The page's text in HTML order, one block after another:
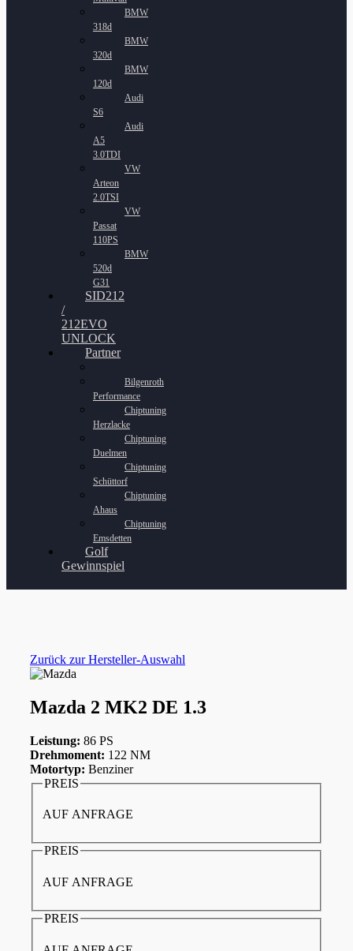
BMW
318d
BMW
320d
BMW
120d
Audi
S6
Audi
A5
3.0TDI
VW
Arteon
2.0TSI
VW
Passat
110PS
BMW
520d
G31
SID212
/
212EVO
UNLOCK
Partner
Bilgenroth
Performance
Chiptuning
Herzlacke
Chiptuning
Duelmen
Chiptuning
Schüttorf
Chiptuning
Ahaus
Chiptuning
Emsdetten
Golf
Gewinnspiel
Zurück zur Hersteller-Auswahl
Mazda 2 MK2 DE 1.3
Leistung: 86 PS
Drehmoment: 122 NM
Motortyp: Benziner
PREIS
AUF ANFRAGE
PREIS
AUF ANFRAGE
PREIS